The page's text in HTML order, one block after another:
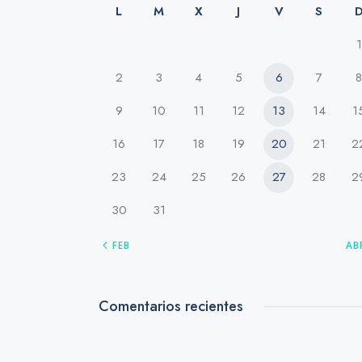
L M X J V S
D
1
2
3 4 5 6 7
8
9
10 11 12 13 14
16
17 18 19 20 21
23
24 25 26 27 28
30
31
« FEB
Comentarios recientes